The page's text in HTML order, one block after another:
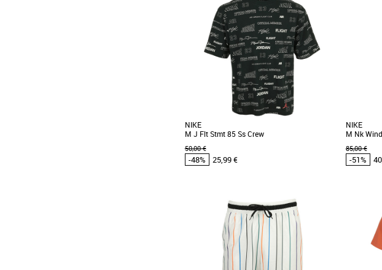
Vêtements pas cher et Promos Vêtements
Affichez un look digne des légendes. Le tee-
shirt court et ample est de retour : il affiche
l'imprimé [...]
Ce haut
saisons
NIKE
M J Flt Stmt 85 Ss Crew
50,00 €
-48% 25,99 €
Vêtements pas cher et Promos Vêtements
LE STYLE FLIGHT, EN TOUT CONFORT. Prenez
votre envol avec le tee-shirt Air Jordan Flight
Club pour hommes [...]
NIKE
M Nk
85,00 €
-51%
Depuis
pour sa
désormais